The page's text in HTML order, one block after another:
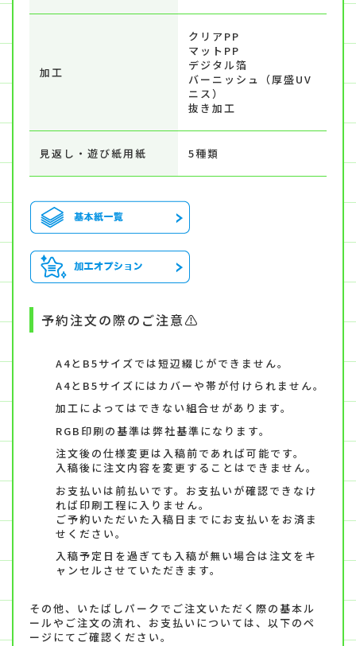
加工
クリアPP
マットPP
デジタル箔
バーニッシュ（厚盛UV
ニス）
抜き加工
見返し・遊び紙用紙 5種類
予約注文の際のご注意⚠
A4とB5サイズでは短辺綴じができません。
A4とB5サイズにはカバーや帯が付けられません。
加工によってはできない組合せがあります。
RGB印刷の基準は弊社基準になります。
注文後の仕様変更は入稿前であれば可能です。
入稿後に注文内容を変更することはできません。
お支払いは前払いです。お支払いが確認できなけ
れば印刷工程に入りません。
ご予約いただいた入稿日までにお支払いをお済ま
せください。
入稿予定日を過ぎても入稿が無い場合は注文をキ
ャンセルさせていただきます。
その他、いたばしパークでご注文いただく際の基本ル
ールやご注文の流れ、お支払いについては、以下のペ
ージにてご確認ください。